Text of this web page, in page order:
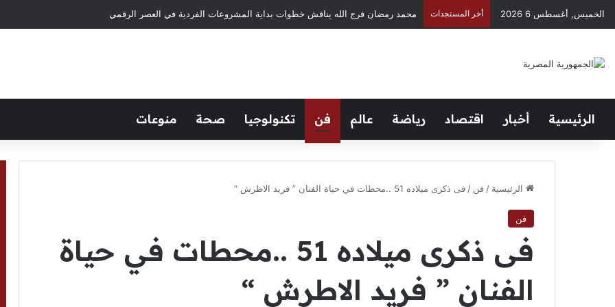
الخميس, أغسطس 6 2026 أخر المستجدات Negusflex.. صانع المحتوى الذي حوّل الكوميديا إلى لغة عالمية
الرئيسية أخبار اقتصاد رياضة عالم فن تكنولوجيا صحة منوعات
الرئيسية / فن / فى ذكرى ميلاده 51 ..محطات في حياة الفنان ” فريد الاطرش “
فن
فى ذكرى ميلاده 51 ..محطات في حياة
الفنان ” فريد الاطرش “